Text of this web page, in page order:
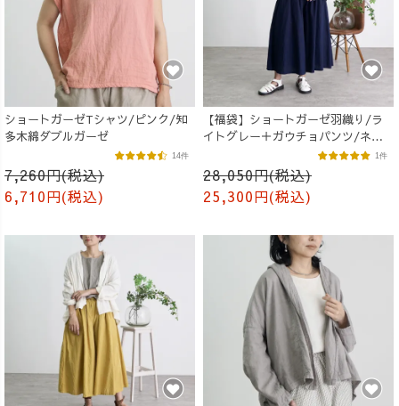
ショートガーゼTシャツ/ピンク/知
多木綿ダブルガーゼ
7,260円(税込)
6,710円(税込)
14件
【福袋】ショートガーゼ羽織り/ラ
イトグレー＋ガウチョパンツ/ネイ
28,050円(税込)
25,300円(税込)
1件